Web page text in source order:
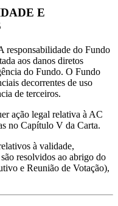
E
responsabilidade do Fundo
aos danos diretos
do Fundo. O Fundo
decorrentes de uso
de terceiros.
ação legal relativa à AC
no Capítulo V da Carta.
à validade,
resolvidos ao abrigo do
e Reunião de Votação),